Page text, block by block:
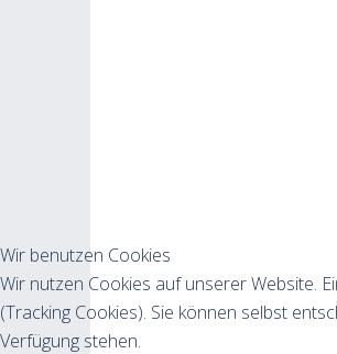
Wir benutzen Cookies
Wir nutzen Cookies auf unserer Website.
(Tracking Cookies). Sie können selbst
Verfügung stehen.